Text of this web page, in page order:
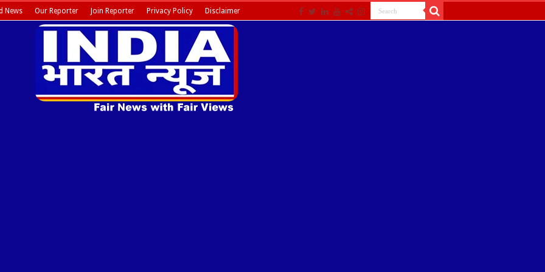
News Our Reporter Join Reporter Privacy Policy Disclaimer